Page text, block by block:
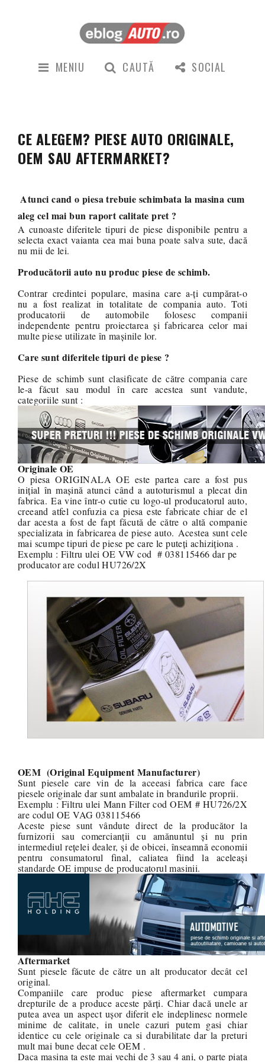
MENIU CAUTĂ SOCIAL
CE ALEGEM? PIESE AUTO ORIGINALE,
OEM SAU AFTERMARKET?
Atunci cand o piesa trebuie schimbata la masina cum
aleg cel mai bun raport calitate pret ?
A cunoaste diferitele tipuri de piese disponibile pentru a
selecta exact vaianta cea mai buna poate salva sute, dacă
nu mii de lei.
Producătorii auto nu produc piese de schimb.
Contrar credintei populare, masina care a-ți cumpărat-o
nu a fost realizat in totalitate de compania auto. Toti
producatorii de automobile folosesc companii
independente pentru proiectarea și fabricarea celor mai
multe piese utilizate în mașinile lor.
Care sunt diferitele tipuri de piese ?
Piese de schimb sunt clasificate de către compania care
le-a făcut sau modul în care acestea sunt vandute,
categoriile sunt :
Originale OE
O piesa ORIGINALA OE este partea care a fost pus
inițial în mașină atunci când a autoturismul a plecat din
fabrica. Ea vine într-o cutie cu logo-ul producatorul auto,
creeand atfel confuzia ca piesa este fabricate chiar de el
dar acesta a fost de fapt făcută de către o altă companie
specializata in fabricarea de piese auto. Acestea sunt cele
mai scumpe tipuri de piese pe care le puteți achiziționa .
Exemplu : Filtru ulei OE VW cod # 038115466 dar pe
producator are codul HU726/2X
OEM (Original Equipment Manufacturer)
Sunt piesele care vin de la aceeasi fabrica care face
piesele originale dar sunt ambalate in brandurile proprii.
Exemplu : Filtru ulei Mann Filter cod OEM # HU726/2X
are codul OE VAG 038115466
Aceste piese sunt vândute direct de la producător la
furnizorii sau comercianții cu amănuntul și nu prin
intermediul rețelei dealer, și de obicei, înseamnă economii
pentru consumatorul final, caliatea fiind la aceleași
standarde OE impuse de producatorul masinii.
Aftermarket
Sunt piesele făcute de către un alt producator decât cel
original.
Companiile care produc piese aftermarket cumpara
drepturile de a produce aceste părți. Chiar dacă unele ar
putea avea un aspect ușor diferit ele indeplinesc normele
minime de calitate, in unele cazuri putem gasi chiar
identice cu cele originale ca si durabilitate dar la preturi
mult mai bune decat cele OEM .
Daca masina ta este mai vechi de 3 sau 4 ani, o parte piața